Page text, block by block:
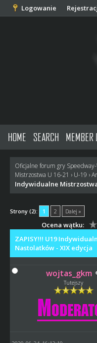
Logowanie
HOME SEARCH MEMBER
Oficjalne forum gry
Mistrzostwa U 16-21 › U-19 ›
Indywidualne
Strony (2): 1 2 Dalej »
Ocena wątku:
ZAPISY!!! U19
Nastolatków - XIX edycja
wojtas_gkm
Tutejszy